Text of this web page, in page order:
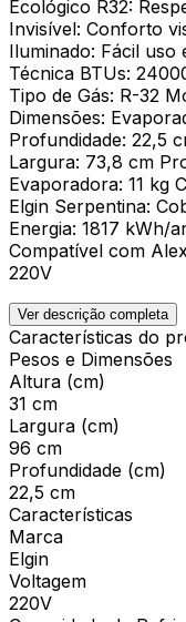
Ecológico R32:
Invisível: Conforto
Iluminado: Fácil uso
Técnica BTUs:
Tipo de Gás: R-32
Dimensões:
Profundidade: 22,5
Largura: 73,8 cm
Evaporadora: 11 kg
Elgin Serpentina:
Energia: 1817 kWh/
Compatível com
220V
Ver descrição completa
Características do
Pesos e Dimensões
Altura (cm)
31 cm
Largura (cm)
96 cm
Profundidade (cm)
22,5 cm
Características
Marca
Elgin
Voltagem
220V